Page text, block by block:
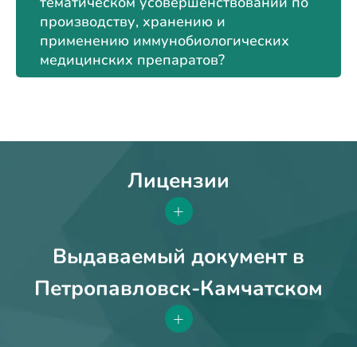
производству, хранению и
применению иммунобиологических
медицинских препаратов?
Лицензии
+
Выдаваемый документ в
Петропавловск-Камчатском
+